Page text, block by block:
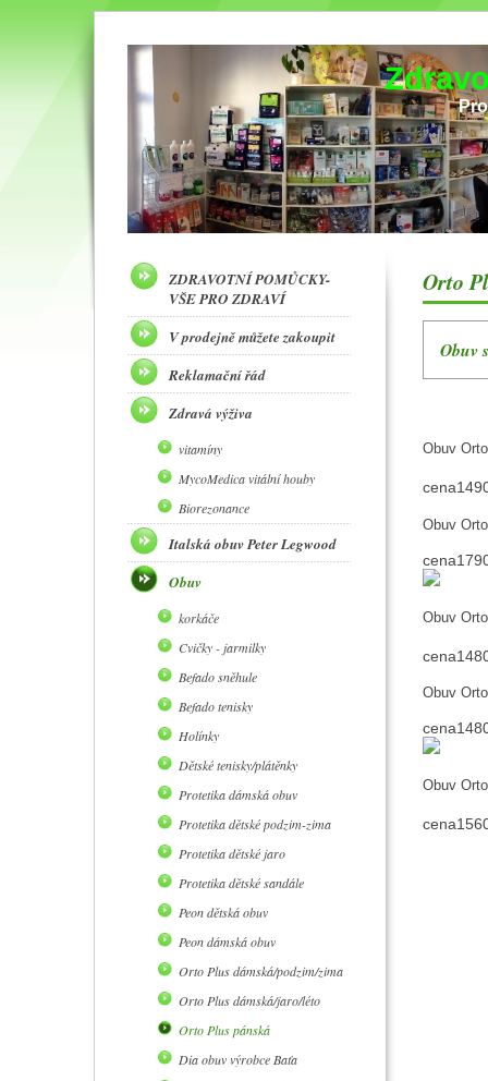
Orto
Obuv
Obuv
Obuv
Obuv
Obuv
Obuv
ZDRAVOTNÍ POMŮCKY-
VŠE PRO ZDRAVÍ
V prodejně můžete zakoupit
Reklamační řád
Zdravá výživa
vitamíny
MycoMedica vitální houby
Biorezonance
Italská obuv Peter Legwood
Obuv
korkáče
Cvičky - jarmilky
Befado sněhule
Befado tenisky
Holínky
Dětské tenisky/plátěnky
Protetika dámská obuv
Protetika dětské podzim-zima
Protetika dětské jaro
Protetika dětské sandále
Peon dětská obuv
Peon dámská obuv
Orto Plus dámská/podzim/zima
Orto Plus dámská/jaro/léto
Orto Plus pánská
Dia obuv výrobce Baťa